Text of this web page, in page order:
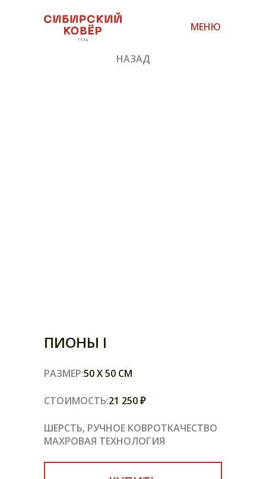
МЕНЮ
НАЗАД
ШЕРСТЬ, РУЧНОЕ КОВРОТКАЧЕСТВО
МАХРОВАЯ ТЕХНОЛОГИЯ
СТОИМОСТЬ:21 250 ₽
РАЗМЕР:50 X 50 СМ
ПИОНЫ I